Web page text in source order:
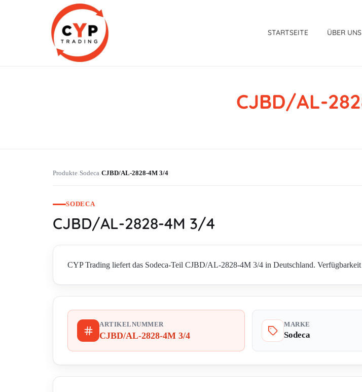
STARTSEITE ÜBER UNS
CJBD/AL-
Produkte›Sodeca›CJBD/AL-2828-4M 3/4
SODECA
CJBD/AL-2828-4M 3/4
CYP Trading liefert das Sodeca-Teil CJBD/AL-2828-4M 3/4 in Deutschland.
ARTIKELNUMMER
CJBD/AL-2828-4M 3/4
MARKE
Sodeca